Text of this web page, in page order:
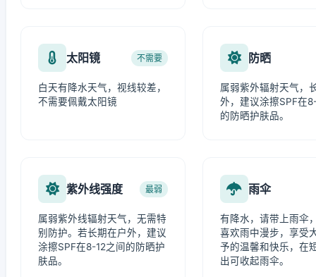
太阳镜 不需要
白天有降水天气，视线较差，
不需要佩戴太阳镜
防晒
属弱紫外辐射天气，
外，建议涂擦SPF在
的防晒护肤品。
紫外线强度 最弱
属弱紫外线辐射天气，无需特
别防护。若长期在户外，建议
涂擦SPF在8-12之间的防晒护
肤品。
雨伞
有降水，请带上雨伞
喜欢雨中漫步，享受
予的温馨和快乐，在
出可收起雨伞。